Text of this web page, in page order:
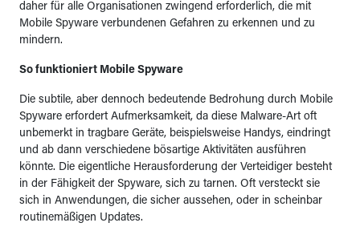
daher für alle Organisationen zwingend erforderlich, die mit
Mobile Spyware verbundenen Gefahren zu erkennen und zu
mindern.
So funktioniert Mobile Spyware
Die subtile, aber dennoch bedeutende Bedrohung durch Mobile
Spyware erfordert Aufmerksamkeit, da diese Malware-Art oft
unbemerkt in tragbare Geräte, beispielsweise Handys, eindringt
und ab dann verschiedene bösartige Aktivitäten ausführen
könnte. Die eigentliche Herausforderung der Verteidiger besteht
in der Fähigkeit der Spyware, sich zu tarnen. Oft versteckt sie
sich in Anwendungen, die sicher aussehen, oder in scheinbar
routinemäßigen Updates.